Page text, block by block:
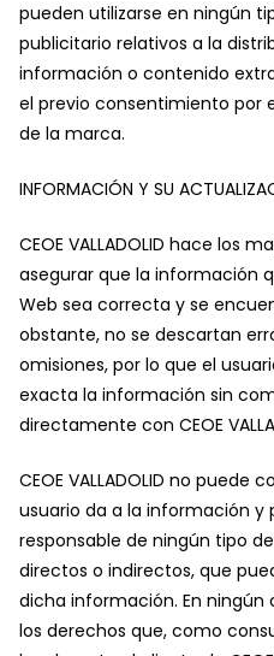
pueden utilizarse en ningún
publicitario relativos a la
información o contenido
el previo consentimiento por
de la marca.
INFORMACIÓN Y SU
CEOE VALLADOLID hace los
asegurar que la información
Web sea correcta y se
obstante, no se descartan
omisiones, por lo que el
exacta la información sin
directamente con CEOE
CEOE VALLADOLID no puede
usuario da a la información y
responsable de ningún tipo
directos o indirectos, que
dicha información. En
los derechos que, como